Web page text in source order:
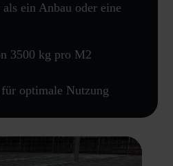
ein Anbau oder eine
3500 kg pro M2
optimale Nutzung